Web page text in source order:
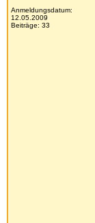
Anmeldungsdatum:
12.05.2009
Beiträge: 33